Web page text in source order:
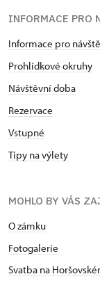
INFORMACE PRO
Informace pro
Prohlídkové okruhy
Návštěvní doba
Rezervace
Vstupné
Tipy na výlety
MOHLO BY VÁS
O zámku
Fotogalerie
Svatba na